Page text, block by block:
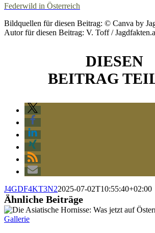
Federwild in Österreich
Bildquellen für diesen Beitrag: © Canva by
Autor für diesen Beitrag: V. Toff /
DIESEN
BEITRAG
J4GDF4KT3N22025-07-02T10:55:40+02:00
Ähnliche Beiträge
Gallerie